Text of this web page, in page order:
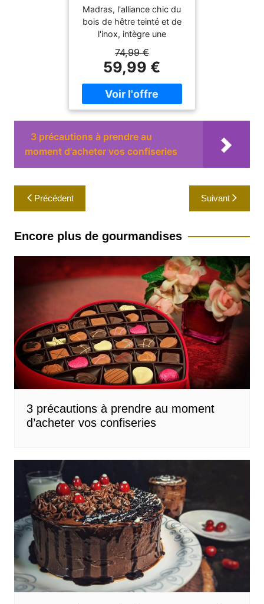
160cm.
(Chocolat/Inox)
marron
Madras, l'alliance chic du
bois de hêtre teinté et de
l'inox, intègre une
génération : la
suppression de l'axe
central. Invisible sur ce
modèle, mais essentiel à
son fonctionnement, ce
système permet
notamment un
remplissage très aisé du
réservoir, accessible par le
bouchon aimanté situé sur
74,99 €
59,99 €
3 précautions à prendre au
moment d'acheter vos confiseries
Navigation
de
l’article
Précédent Suivant
Encore plus de gourmandises
3 précautions à prendre au moment
d’acheter vos confiseries